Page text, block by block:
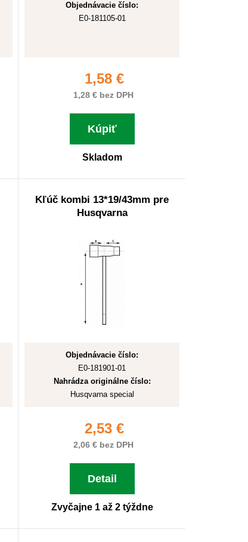
Objednávacie číslo:
E0-181105-01
1,58 €
1,28 € bez DPH
Kúpiť
Skladom
Kľúč kombi 13*19/43mm pre
Husqvarna
Objednávacie číslo:
E0-181901-01
Nahrádza originálne číslo:
Husqvarna special
2,53 €
2,06 € bez DPH
Detail
Zvyčajne 1 až 2 týždne